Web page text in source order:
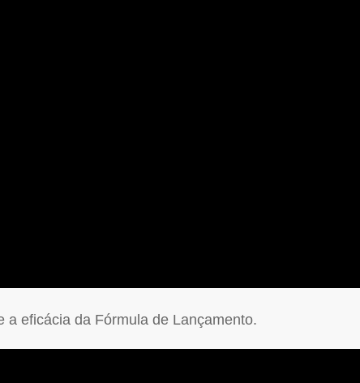
a eficácia da Fórmula de Lançamento.